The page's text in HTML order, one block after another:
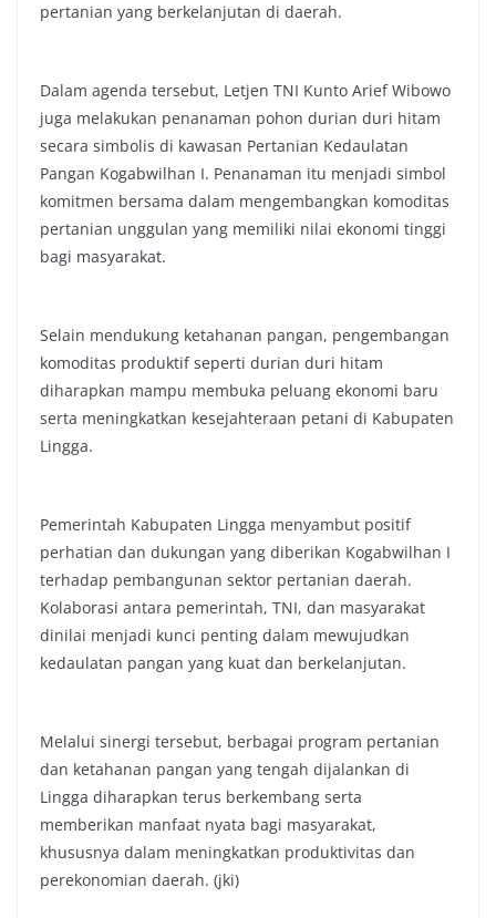
pertanian yang berkelanjutan di daerah.
Dalam agenda tersebut, Letjen TNI Kunto Arief Wibowo
juga melakukan penanaman pohon durian duri hitam
secara simbolis di kawasan Pertanian Kedaulatan
Pangan Kogabwilhan I. Penanaman itu menjadi simbol
komitmen bersama dalam mengembangkan komoditas
pertanian unggulan yang memiliki nilai ekonomi tinggi
bagi masyarakat.
Selain mendukung ketahanan pangan, pengembangan
komoditas produktif seperti durian duri hitam
diharapkan mampu membuka peluang ekonomi baru
serta meningkatkan kesejahteraan petani di Kabupaten
Lingga.
Pemerintah Kabupaten Lingga menyambut positif
perhatian dan dukungan yang diberikan Kogabwilhan I
terhadap pembangunan sektor pertanian daerah.
Kolaborasi antara pemerintah, TNI, dan masyarakat
dinilai menjadi kunci penting dalam mewujudkan
kedaulatan pangan yang kuat dan berkelanjutan.
Melalui sinergi tersebut, berbagai program pertanian
dan ketahanan pangan yang tengah dijalankan di
Lingga diharapkan terus berkembang serta
memberikan manfaat nyata bagi masyarakat,
khususnya dalam meningkatkan produktivitas dan
perekonomian daerah. (jki)